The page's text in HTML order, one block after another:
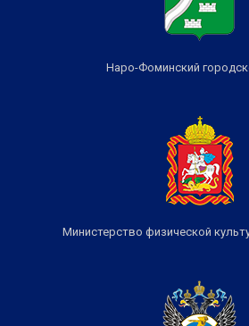
Наро-Фоминский
Министерство физической